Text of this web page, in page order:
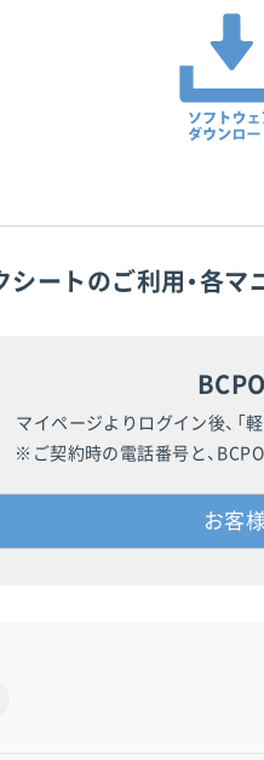
シートのご利用・各マ
マイページよりログイン後、「
※ご契約時の電話番号と、
お客